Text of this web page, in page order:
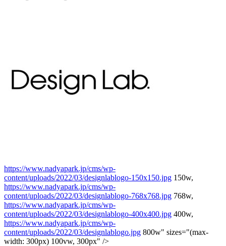
https://www.nadyapark.jp/cms/wp-
content/uploads/2022/03/designlablogo-150x150.jpg 150w,
https://www.nadyapark.jp/cms/wp-
content/uploads/2022/03/designlablogo-768x768.jpg 768w,
https://www.nadyapark.jp/cms/wp-
content/uploads/2022/03/designlablogo-400x400.jpg 400w,
https://www.nadyapark.jp/cms/wp-
content/uploads/2022/03/designlablogo.jpg 800w" sizes="(max-
width: 300px) 100vw, 300px" />